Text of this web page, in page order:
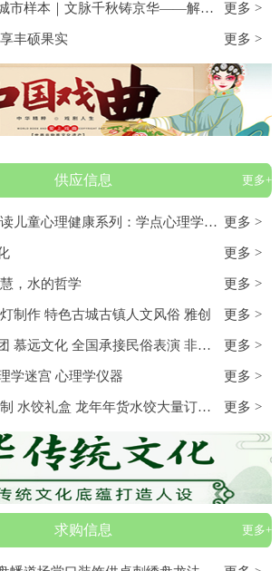
解码文化自信的城市样本｜文脉千秋铸京华——解码首都北京的文化自信样本 更多 >
丰硕果实 更多 >
供应信息 更多+
正版新书/全面解读儿童心理健康系列：学点心理学9787572136313 正版新书/全面解读儿童心理健康系列：学点心理学 更多 >
更多 >
，水的哲学 更多 >
制作 特色古城古镇人文风俗 雅创 更多 >
打铁花表演艺术团 慕远文化 全国承接民俗表演 非物质文化遗产 更多 >
学迷宫 心理学仪器 更多 >
饺子批发 饺子定制 水饺礼盒 龙年年货水饺大量订购 各种馅料饺子 饺子批发 饺子定制 水饺礼盒 龙年年货水饺大量订购 各种馅料饺子 更多 >
求购信息 更多+